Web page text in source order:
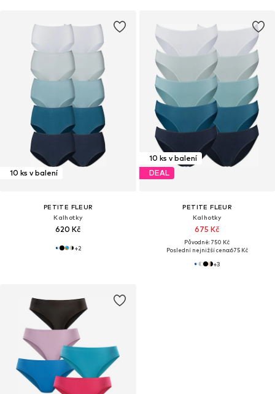
10 ks v balení
PETITE FLEUR
Kalhotky
620 Kč
+2
10 ks v balení
DEAL
PETITE FLEUR
Kalhotky
675 Kč
Původně: 750 Kč
Poslední nejnižší cena:675 Kč
+3